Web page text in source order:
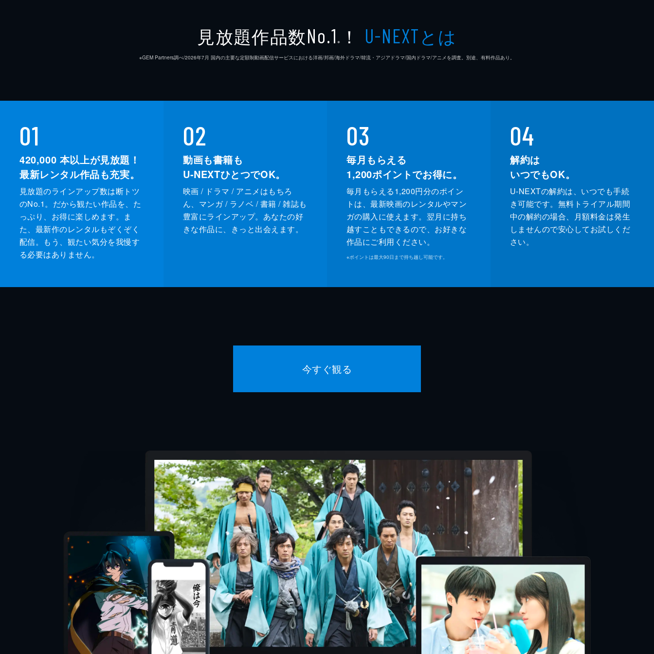
太后の秘められた病を特定した栄澤蘭は、女官として太后の専属治療を許される。治療を通じ事件の黒
幕へとつながる糸口を見つけた彼女だったが、太后の病をあざ笑う噂が宮中に広まり、太后は再び昏睡
10話 復讐の始まり
ての黒幕は宮中で絶大な権勢を誇る寧貴妃。目的を同じくする宋凌霄と手を組み、栄澤蘭は復讐への道
28分
見放題作品数No.1 ※ ！ U-NEXTとは
※GEM Partners調べ/2026年7⽉ 国内の主要な定額制動画配信サービスにおける洋画/邦画/海外ドラマ/韓流・アジアドラマ/国内ドラマ/アニメを調査。別途、有料作品あり。
01
420,000 本以上が見放題！
最新レンタル作品も充実。
見放題のラインアップ数は断トツ
のNo.1。だから観たい作品を、た
っぷり、お得に楽しめます。ま
た、最新作のレンタルもぞくぞく
配信。もう、観たい気分を我慢す
る必要はありません。
02
動画も書籍も
U-NEXTひとつでOK。
映画 / ドラマ / アニメはもちろ
ん、マンガ / ラノベ / 書籍 / 雑誌も
豊富にラインアップ。あなたの好
きな作品に、きっと出会えます。
03
毎月もらえる
1,200ポイントでお得に。
毎月もらえる1,200円分のポイン
トは、最新映画のレンタルやマン
ガの購入に使えます。翌月に持ち
越すこともできるので、お好きな
作品にご利用ください。
※ポイントは最大90日まで持ち越し可能です。
04
解約は
いつでもOK。
U-NEXTの解約は、いつでも手続
き可能です。無料トライアル期間
中の解約の場合、月額料金は発生
しませんので安心してお試しくだ
さい。
今すぐ観る